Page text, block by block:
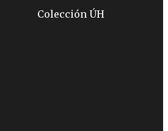
Colección ÚH